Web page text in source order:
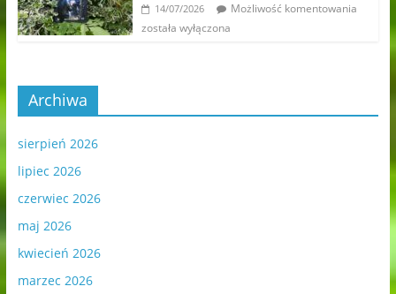
14/07/2026
Możliwość komentowania
została wyłączona
Archiwa
sierpień 2026
lipiec 2026
czerwiec 2026
maj 2026
kwiecień 2026
marzec 2026